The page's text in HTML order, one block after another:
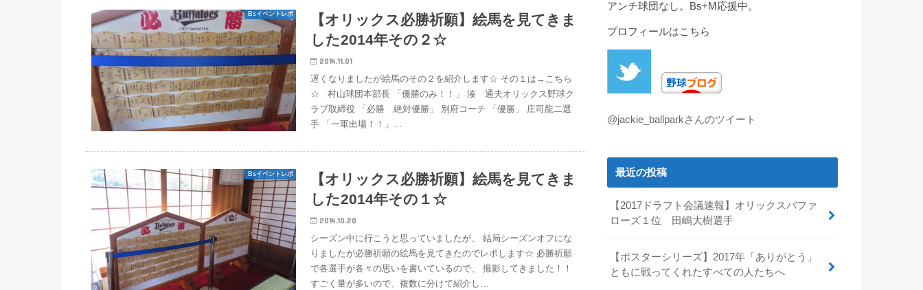
Bsイベントレポ
【オリックス必勝祈願】絵馬を見てきま
した2014年その２☆
2014.11.01
遅くなりましたが絵馬のその２を紹介します☆ その１は→こちら
☆ 村山球団本部長 「優勝のみ！！」 湊 通夫オリックス野球ク
ラブ取締役 「必勝 絶対優勝」 別府コーチ 「優勝」 庄司龍二選
手 「一軍出場！！」…
Bsイベントレポ
【オリックス必勝祈願】絵馬を見てきま
した2014年その１☆
2014.10.20
シーズン中に行こうと思っていましたが、 結局シーズンオフにな
りましたが必勝祈願の絵馬を見てきたのでレポします☆ 必勝祈願
で各選手が各々の思いを書いているので、 撮影してきました！！
すごく量が多いので、複数に分けて紹介し…
アンチ球団なし。Bs+M応援中。
プロフィールはこちら
@jackie_ballparkさんのツイート
最近の投稿
【2017ドラフト会議速報】オリックスバファ
ローズ１位 田嶋大樹選手
【ポスターシリーズ】2017年「ありがとう」
ともに戦ってくれたすべての人たちへ